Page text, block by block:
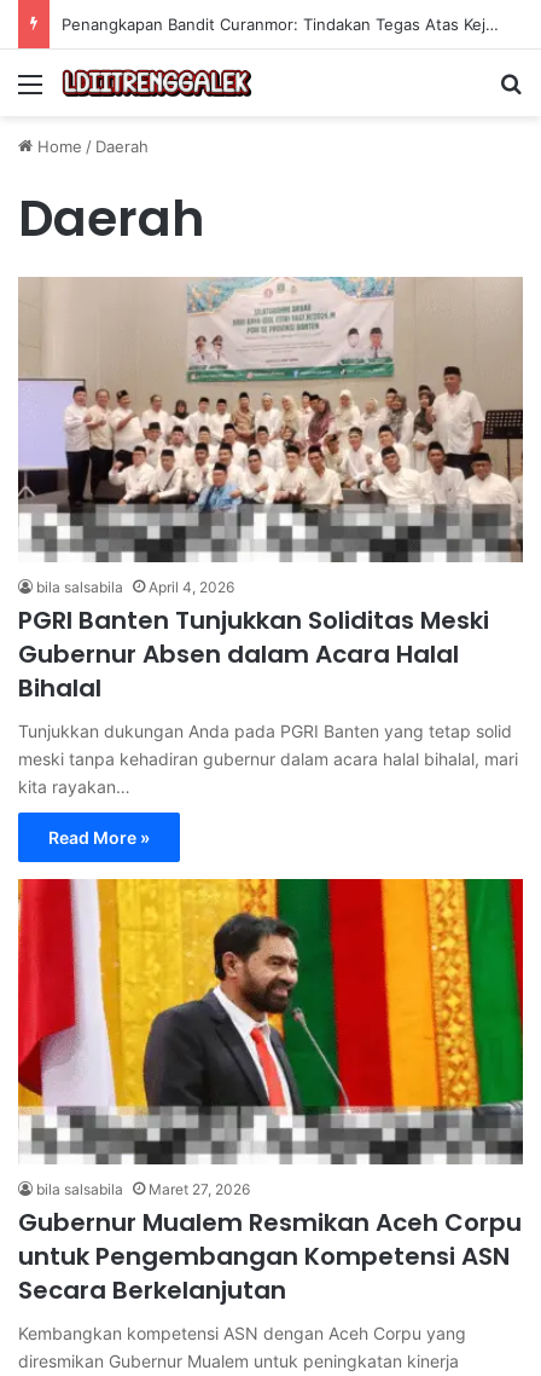
Penangkapan Bandit Curanmor: Tindakan Tegas Atas Kejahatan Sepeda Motor
Menu
Home / Daerah
Daerah
bila salsabila April 4, 2026
PGRI Banten Tunjukkan Soliditas Meski
Gubernur Absen dalam Acara Halal
Bihalal
Tunjukkan dukungan Anda pada PGRI Banten yang tetap solid
meski tanpa kehadiran gubernur dalam acara halal bihalal, mari
kita rayakan…
Read More »
bila salsabila Maret 27, 2026
Gubernur Mualem Resmikan Aceh Corpu
untuk Pengembangan Kompetensi ASN
Secara Berkelanjutan
Kembangkan kompetensi ASN dengan Aceh Corpu yang
diresmikan Gubernur Mualem untuk peningkatan kinerja